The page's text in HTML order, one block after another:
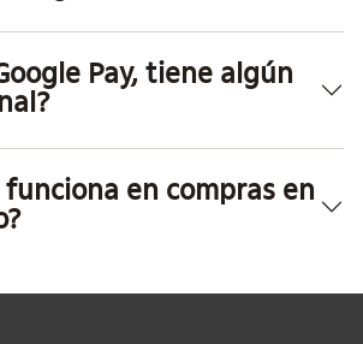
Pay, tiene algún
funciona en compras en